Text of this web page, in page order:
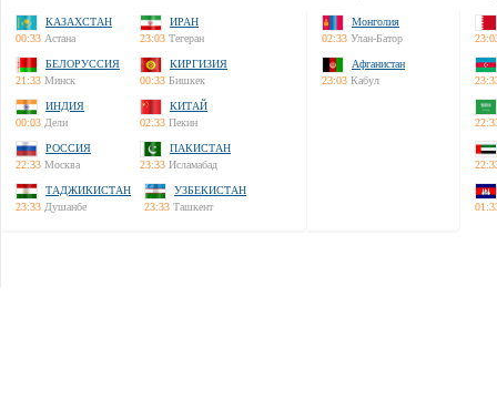
КАЗАХСТАН
00:33 Астана
ИРАН
23:03 Тегеран
БЕЛОРУССИЯ
21:33 Минск
КИРГИЗИЯ
00:33 Бишкек
ИНДИЯ
00:03 Дели
КИТАЙ
02:33 Пекин
РОССИЯ
22:33 Москва
ПАКИСТАН
23:33 Исламабад
ТАДЖИКИСТАН
23:33 Душанбе
УЗБЕКИСТАН
23:33 Ташкент
Монголия
02:33 Улан-Батор
Афганистан
23:03 Кабул